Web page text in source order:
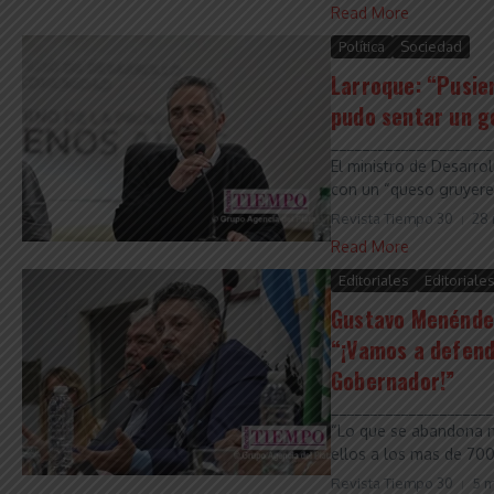
Read More
Política Sociedad
Larroque:
pudo sentar un
El ministro de
con un “queso
Revista Tiempo 30 28
Read More
Editoriales
Gustavo
“¡Vamos a
Gobernador!”
“Lo que se abandona
ellos a los mas de
Revista Tiempo 30 5